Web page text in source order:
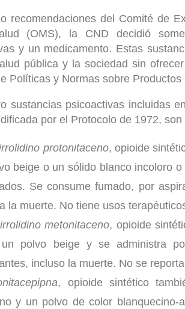
recomendaciones del Comité de
(OMS), la CND decidió
y un medicamento. Estas
pública y la sociedad sin
Políticas y Normas sobre
sustancias psicoactivas incluidas
por el Protocolo de 1972,
protonitaceno, opioide
beige o un sólido blanco incoloro
Se consume fumado, por
la muerte. No tiene usos
metonitaceno, opioide
polvo beige y se administra
incluso la muerte. No se
, opioide sintético
y un polvo de color